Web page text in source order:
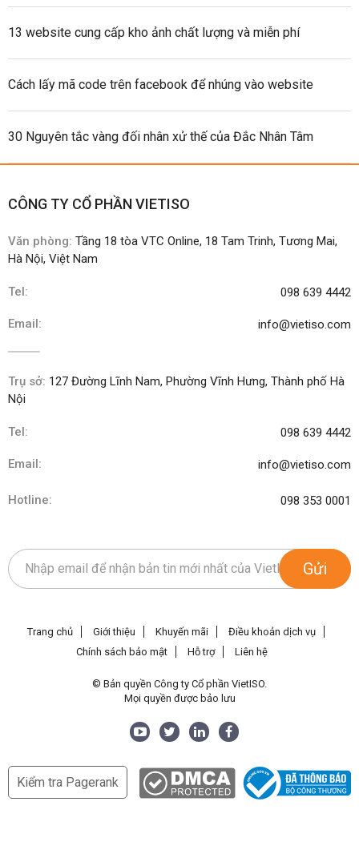
13 website cung cấp kho ảnh chất lượng và miễn phí
Cách lấy mã code trên facebook để nhúng vào website
30 Nguyên tắc vàng đối nhân xử thế của Đắc Nhân Tâm
CÔNG TY CỔ PHẦN VIETISO
Văn phòng: Tầng 18 tòa VTC Online, 18 Tam Trinh, Tương Mai,
Hà Nội, Việt Nam
Tel: 098 639 4442
Email: info@vietiso.com
Trụ sở: 127 Đường Lĩnh Nam, Phường Vĩnh Hưng, Thành phố Hà
Nội
Tel: 098 639 4442
Email: info@vietiso.com
Hotline: 098 353 0001
Gửi
Trang chủ Giới thiệu Khuyến mãi
Điều khoản dịch vụ
Chính sách bảo mật
Hỗ trợ Liên hệ
© Bản quyền Công ty Cổ phần VietISO.
Mọi quyền được bảo lưu
Kiểm tra Pagerank